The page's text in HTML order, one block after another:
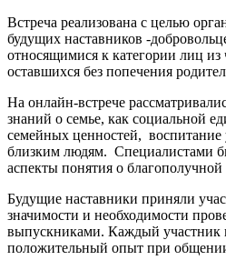
Встреча реализована с целью
будущих наставников -
относящимися к категории лиц из
оставшихся без попечения
На онлайн-встрече
знаний о семье, как социальной
семейных ценностей,
близким людям. Специалистами
аспекты понятия о благополучной
Будущие наставники приняли
значимости и необходимости
выпускниками. Каждый участник
положительный опыт при